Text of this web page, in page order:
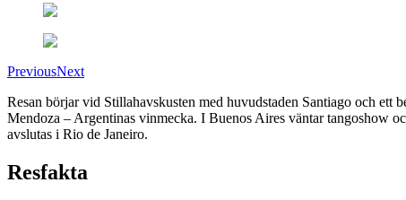
PreviousNext
Resan börjar vid Stillahavskusten med huvudstaden Santiago och
Mendoza – Argentinas vinmecka. I Buenos Aires väntar tangoshow
avslutas i Rio de Janeiro.
Resfakta